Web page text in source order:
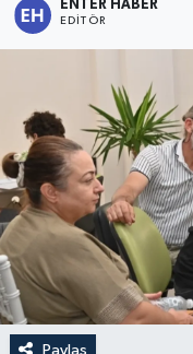
ENTER HABER
EDITÖR
Paylaş